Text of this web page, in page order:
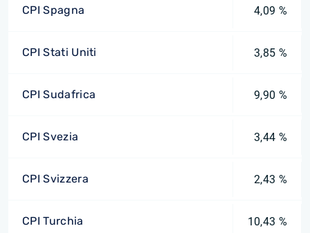
CPI Spagna 4,09 %
CPI Stati Uniti 3,85 %
CPI Sudafrica 9,90 %
CPI Svezia 3,44 %
CPI Svizzera 2,43 %
CPI Turchia 10,43 %